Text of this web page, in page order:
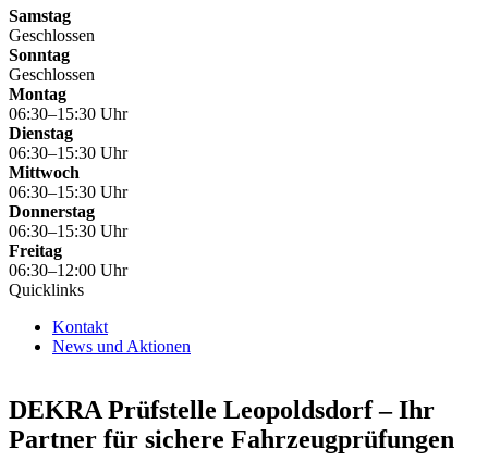
Samstag
Geschlossen
Sonntag
Geschlossen
Montag
06:30–15:30 Uhr
Dienstag
06:30–15:30 Uhr
Mittwoch
06:30–15:30 Uhr
Donnerstag
06:30–15:30 Uhr
Freitag
06:30–12:00 Uhr
Quicklinks
Kontakt
News und Aktionen
DEKRA Prüfstelle Leopoldsdorf – Ihr
Partner für sichere Fahrzeugprüfungen